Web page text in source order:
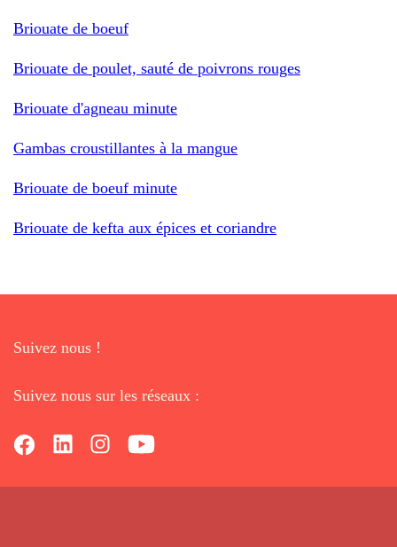
Briouate de boeuf
Briouate de poulet, sauté de poivrons rouges
Briouate d'agneau minute
Gambas croustillantes à la mangue
Briouate de boeuf minute
Briouate de kefta aux épices et coriandre
Suivez nous !
Suivez nous sur les réseaux :